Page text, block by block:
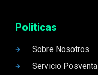
Politicas
Sobre Nosotros
Servicio Posventa